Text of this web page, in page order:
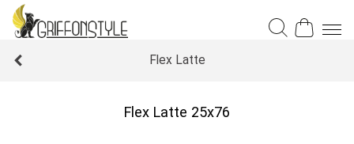
Flex Latte
Flex Latte 25x76